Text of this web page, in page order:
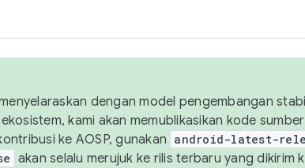
dengan model pengembangan
kami akan memublikasikan kode
ke AOSP, gunakan android-latest-
akan selalu merujuk ke rilis terbaru yang dikirim